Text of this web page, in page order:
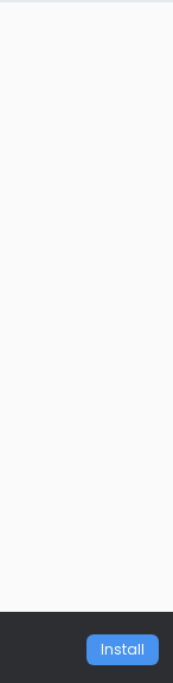
Install